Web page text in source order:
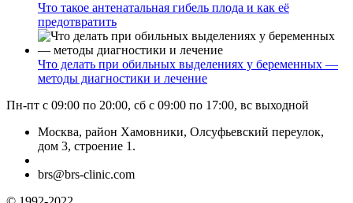
Что такое антенатальная гибель плода и как её
предотвратить
Что делать при обильных выделениях у беременных —
методы диагностики и лечение
Пн-пт с 09:00 по 20:00, сб с 09:00 по 17:00, вс выходной
Москва, район Хамовники, Олсуфьевский переулок,
дом 3, строение 1.
brs@brs-clinic.com